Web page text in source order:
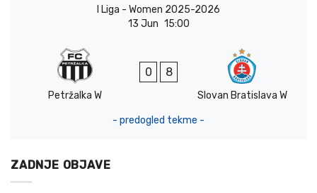
I Liga - Women 2025-2026
13 Jun 15:00
Petržalka W
0 8
Slovan Bratislava W
- predogled tekme -
ZADNJE OBJAVE